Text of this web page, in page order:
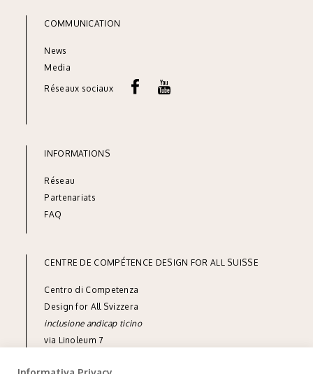
COMMUNICATION
News
Media
Réseaux sociaux
INFORMATIONS
Réseau
Partenariats
FAQ
CENTRE DE COMPÉTENCE DESIGN FOR ALL SUISSE
Centro di Competenza
Design for All Svizzera
inclusione andicap ticino
via Linoleum 7